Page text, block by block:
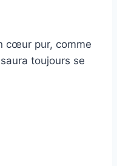
cœur pur, comme
toujours se